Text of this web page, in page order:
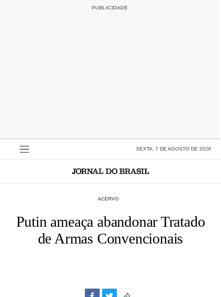
SEXTA, 7 DE AGOSTO DE 2026
ACERVO
Putin ameaça abandonar Tratado
de Armas Convencionais